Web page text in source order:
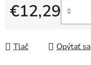
€12,29
Jednotková cena:
Tlač Opýtať sa